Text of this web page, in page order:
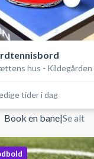
hus - Kildegården
tider i dag
Book en bane|Se alt